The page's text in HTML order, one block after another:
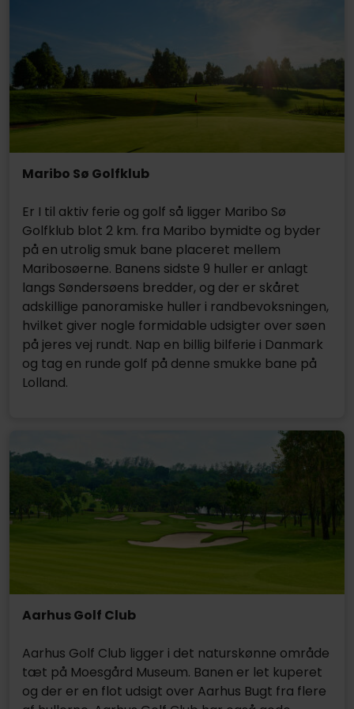
Maribo Sø Golfklub
Er I til aktiv ferie og golf så ligger Maribo Sø
Golfklub blot 2 km. fra Maribo bymidte og byder
på en utrolig smuk bane placeret mellem
Maribosøerne. Banens sidste 9 huller er anlagt
langs Søndersøens bredder, og der er skåret
adskillige panoramiske huller i randbevoksningen,
hvilket giver nogle formidable udsigter over søen
på jeres vej rundt. Nap en billig bilferie i Danmark
og tag en runde golf på denne smukke bane på
Lolland.
Aarhus Golf Club
Aarhus Golf Club ligger i det naturskønne område
tæt på Moesgård Museum. Banen er let kuperet
og der er en flot udsigt over Aarhus Bugt fra flere